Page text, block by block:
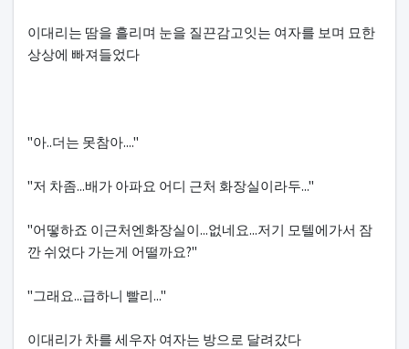
이대리는 땀을 흘리며 눈을 질끈감고잇는 여자를 보며 묘한
상상에 빠져들었다
"아..더는 못참아...."
"저 차좀...배가 아파요 어디 근처 화장실이라두..."
"어떻하죠 이근처엔화장실이...없네요...저기 모텔에가서 잠
깐 쉬었다 가는게 어떨까요?"
"그래요...급하니 빨리..."
이대리가 차를 세우자 여자는 방으로 달려갔다